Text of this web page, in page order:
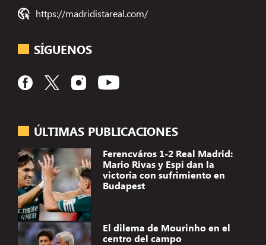
ÚLTIMAS PUBLICACIONES
Ferencváros 1-2 Real Madrid:
Mario Rivas y Espí dan la
victoria con sufrimiento en
Budapest
El dilema de Mourinho en el
centro del campo
https://madridistareal.com/
SÍGUENOS